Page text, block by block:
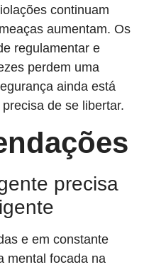
continuam
aumentam. Os
regulamentar e
perdem uma
ainda está
de se libertar.
precisa
e em constante
mental focada na